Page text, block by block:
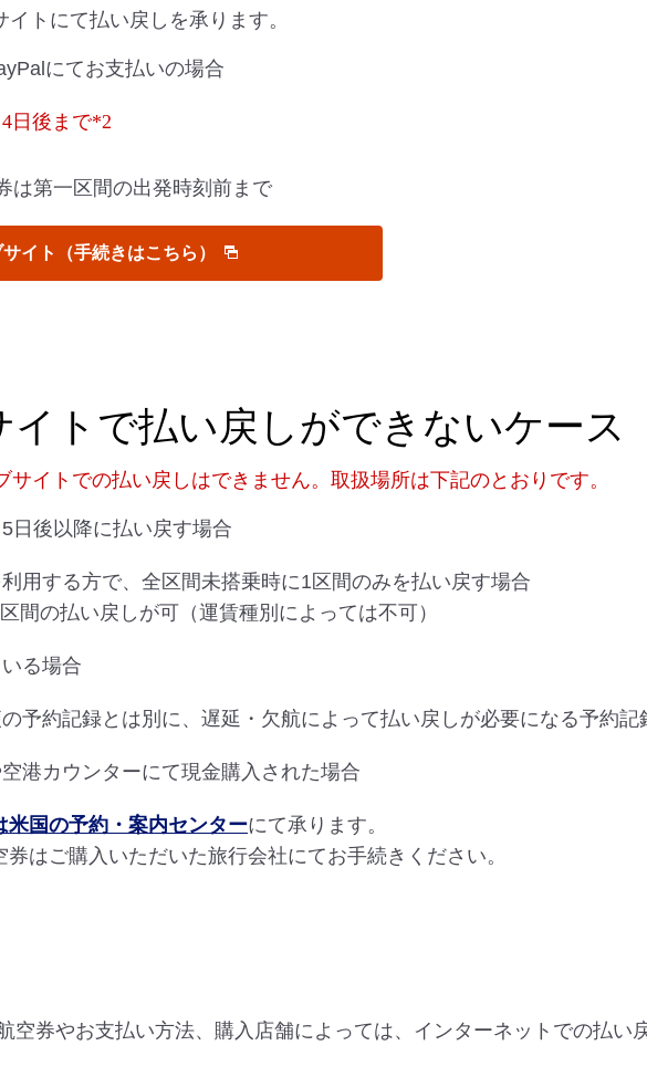
トにて払い戻しを承ります。
にてお支払いの場合
日後まで*2
は第一区間の出発時刻前まで
イト（手続きはこちら）
イトで払い戻しができないケース
イトでの払い戻しはできません。取扱場所は下記のとおりです。
日後以降に払い戻す場合
用する方で、全区間未搭乗時に1区間のみを払い戻す場合
間の払い戻しが可（運賃種別によっては不可）
る場合
予約記録とは別に、遅延・欠航によって払い戻しが必要になる予約記
港カウンターにて現金購入された場合
米国の予約・案内センターにて承ります。
はご購入いただいた旅行会社にてお手続きください。
空券やお支払い方法、購入店舗によっては、インターネットでの払い